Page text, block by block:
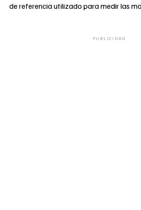
de referencia utilizado para medir las
PUBLICIDAD